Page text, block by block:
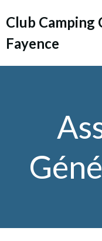
Club Camping
Fayence